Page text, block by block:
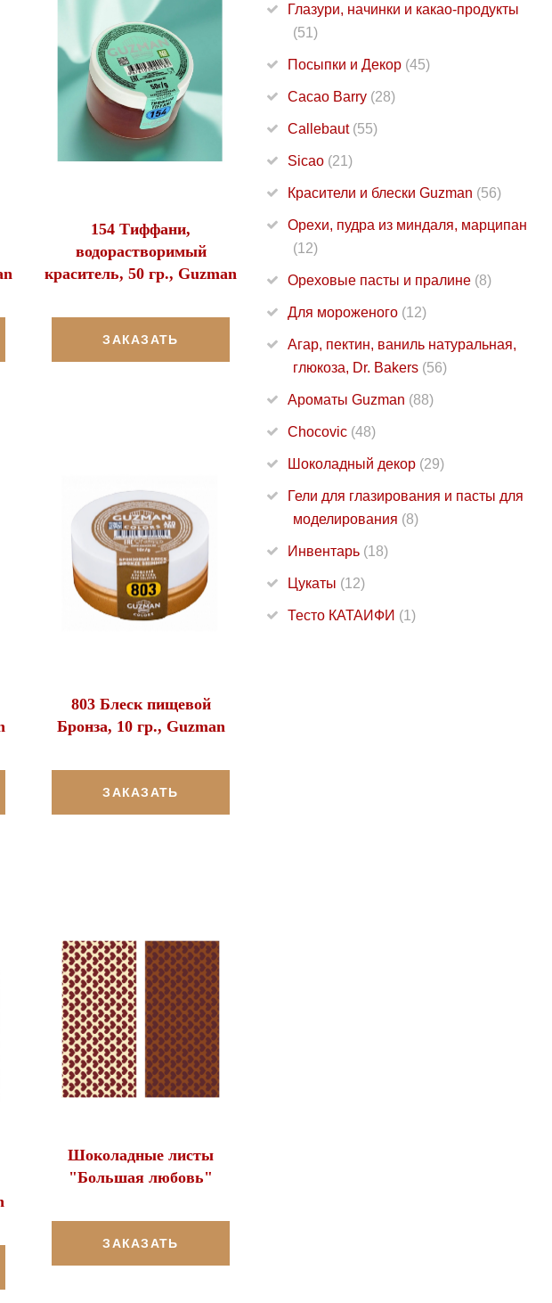
154 Тиффани,
водорастворимый
краситель, 50 гр., Guzman
ЗАКАЗАТЬ
803 Блеск пищевой
Бронза, 10 гр., Guzman
ЗАКАЗАТЬ
Шоколадные листы
"Большая любовь"
ЗАКАЗАТЬ
Глазури, начинки и какао-продукты
(51)
Посыпки и Декор (45)
Cacao Barry (28)
Callebaut (55)
Sicao (21)
Красители и блески Guzman (56)
Орехи, пудра из миндаля, марципан
(12)
Ореховые пасты и пралине (8)
Для мороженого (12)
Агар, пектин, ваниль натуральная,
глюкоза, Dr. Bakers (56)
Ароматы Guzman (88)
Chocovic (48)
Шоколадный декор (29)
Гели для глазирования и пасты для
моделирования (8)
Инвентарь (18)
Цукаты (12)
Тесто КАТАИФИ (1)